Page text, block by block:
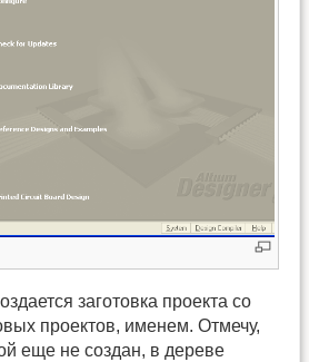
заготовка проекта со
проектов, именем. Отмечу,
еще не создан, в дереве